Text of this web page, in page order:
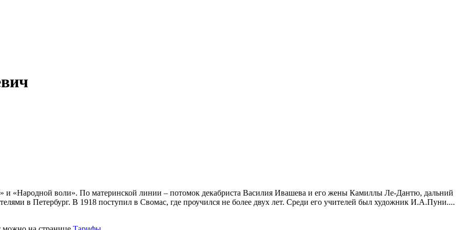
и «Народной воли». По материнской линии – потомок декабриста Василия Ивашева и его жены Камиллы Ле-Дантю, дальний
в Петербург. В 1918 поступил в Свомас, где проучился не более двух лет. Среди его учителей был художник И.А.Пуни....